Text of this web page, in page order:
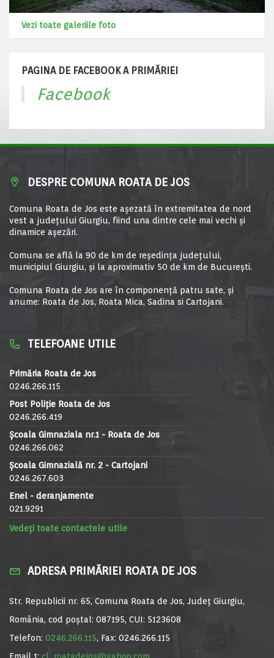
Vezi toate galeriile foto
PAGINA DE FACEBOOK A PRIMĂRIEI
Facebook
DESPRE COMUNA ROATA DE JOS
Comuna Roata de Jos este aşezată în extremitatea de nord
vest a judeţului Giurgiu, fiind una dintre cele mai vechi şi
dinamice aşezări.
Comuna se află la 90 de km de reşedinţa judeţului,
municipiul Giurgiu, şi la aproximativ 50 de km de Bucureşti.
Comuna Roata de Jos are în componență patru sate, și
anume: Roata de Jos, Roata Mica, Sadina si Cartojani.
TELEFOANE UTILE
Primăria Roata de Jos
0246.266.115
Post Poliție Roata de Jos
0246.266.419
Școala Gimnaziala nr.1 - Roata de Jos
0246.266.062
Școala Gimnazială nr. 2 - Cartojani
0246.267.603
Enel - deranjamente
021.9291
Vedeți toate contactele utile
ADRESA PRIMĂRIEI ROATA DE JOS
Str. Republicii nr. 65, Comuna Roata de Jos, Județ Giurgiu,
România, cod poștal: 087195, CUI: 5123608
Telefon: 0246.266.115, Fax: 0246.266.115
Email 1: cl_roatadejos@yahoo.com